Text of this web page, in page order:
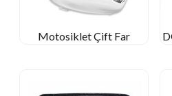
Motosiklet Çift Far